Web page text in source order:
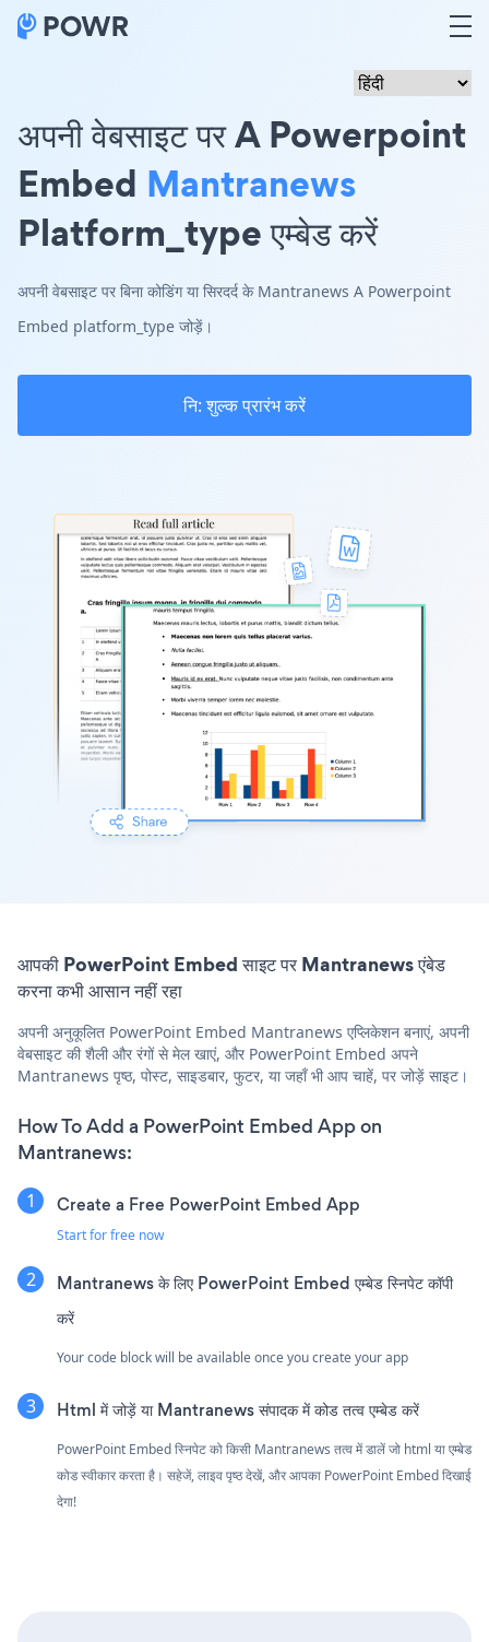
अपनी वेबसाइट पर A Powerpoint
Embed Mantranews
Platform_type एम्बेड करें
अपनी वेबसाइट पर बिना कोडिंग या सिरदर्द के Mantranews A Powerpoint
Embed platform_type जोड़ें।
नि: शुल्क प्रारंभ करें
आपकी PowerPoint Embed साइट पर Mantranews एंबेड
करना कभी आसान नहीं रहा
अपनी अनुकूलित PowerPoint Embed Mantranews एप्लिकेशन बनाएं, अपनी
वेबसाइट की शैली और रंगों से मेल खाएं, और PowerPoint Embed अपने
Mantranews पृष्ठ, पोस्ट, साइडबार, फुटर, या जहाँ भी आप चाहें, पर जोड़ें साइट।
How To Add a PowerPoint Embed App on
Mantranews:
Create a Free PowerPoint Embed App
Start for free now
Mantranews के लिए PowerPoint Embed एम्बेड स्निपेट कॉपी
करें
Your code block will be available once you create your app
Html में जोड़ें या Mantranews संपादक में कोड तत्व एम्बेड करें
PowerPoint Embed स्निपेट को किसी Mantranews तत्व में डालें जो html या एम्बेड
कोड स्वीकार करता है। सहेजें, लाइव पृष्ठ देखें, और आपका PowerPoint Embed दिखाई
देगा!